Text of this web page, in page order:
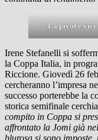
La pivot e
Irene Stefanelli si
la Coppa Italia, in
Riccione. Giovedì 26
cercheranno l’impresa
successo porterebbe la
storica semifinale
compito in Coppa si
affrontato la Jomi già
blurosa si sono